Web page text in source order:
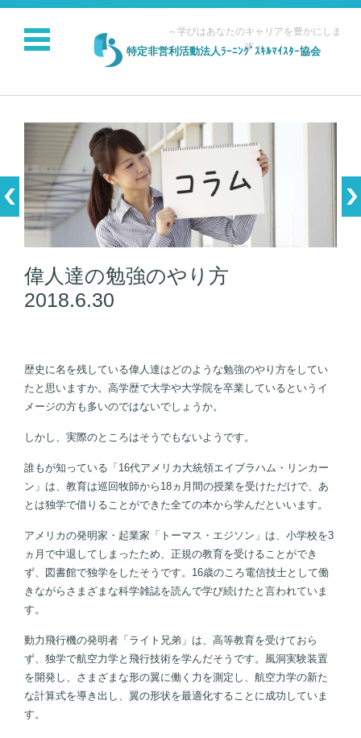
特定非営利活動法人ﾗｰﾆﾝｸﾞｽｷﾙﾏｲｽﾀｰ協会
～学びはあなたのキャリアを豊かにしま
す～
コンテンツに移動
偉人達の勉強のやり方
2018.6.30
歴史に名を残している偉人達はどのような勉強のやり方をしてい
たと思いますか。高学歴で大学や大学院を卒業しているというイ
メージの方も多いのではないでしょうか。
しかし、実際のところはそうでもないようです。
誰もが知っている「16代アメリカ大統領エイブラハム・リンカー
ン」は、教育は巡回牧師から18ヵ月間の授業を受けただけで、あ
とは独学で借りることができた全ての本から学んだといいます。
アメリカの発明家・起業家「トーマス・エジソン」は、小学校を3
ヵ月で中退してしまったため、正規の教育を受けることができ
ず、図書館で独学をしたそうです。16歳のころ電信技士として働
きながらさまざまな科学雑誌を読んで学び続けたと言われていま
す。
動力飛行機の発明者「ライト兄弟」は、高等教育を受けておら
ず、独学で航空力学と飛行技術を学んだそうです。風洞実験装置
を開発し、さまざまな形の翼に働く力を測定し、航空力学の新た
な計算式を導き出し、翼の形状を最適化することに成功していま
す。